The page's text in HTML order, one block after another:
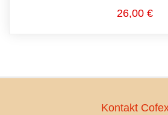
26,00 €
Kontakt